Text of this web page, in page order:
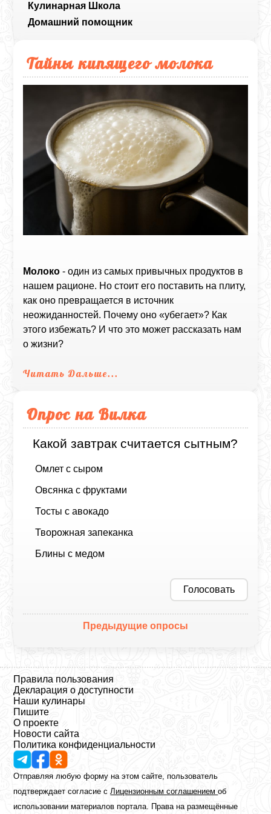
Кулинарная Школа
Домашний помощник
Тайны кипящего молока
Молоко - один из самых привычных продуктов в
нашем рационе. Но стоит его поставить на плиту,
как оно превращается в источник
неожиданностей. Почему оно «убегает»? Как
этого избежать? И что это может рассказать нам
о жизни?
Читать Дальше...
Опрос на Вилка
Какой завтрак считается сытным?
Омлет с сыром
Овсянка с фруктами
Тосты с авокадо
Творожная запеканка
Блины с медом
Голосовать
Предыдущие опросы
Правила пользования
Декларация о доступности
Наши кулинары
Пишите
О проекте
Новости сайта
Политика конфиденциальности
Отправляя любую форму на этом сайте, пользователь
подтверждает согласие сЛицензионным соглашениемоб
использовании материалов портала. Права на размещённые